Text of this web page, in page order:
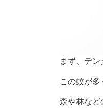
まず、デ
この蚊が多
森や林など